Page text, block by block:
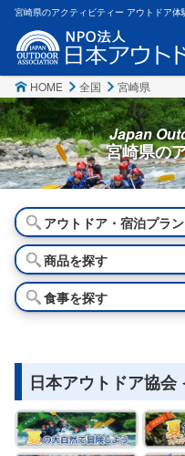
宮崎県のアクティビティー アウトドア
HOME 全国 宮崎県
Japan
宮崎県の
アウトドア・宿泊プラ
商品を探す
食事を探す
日本アウトドア協会